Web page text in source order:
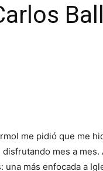
me pidió que me
mes a mes.
más enfocada a